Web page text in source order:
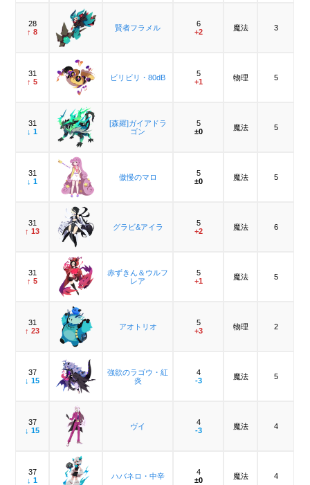
28
↑ 8
賢者フラメル
6
+2
魔法 3
31
↑ 5
ビリビリ・80dB
5
+1
物理 5
31
↓ 1
[森羅]ガイアドラ
ゴン
5
±0
魔法 5
31
↓ 1
傲慢のマロ
5
±0
魔法 5
31
↑ 13
グラビ&アイラ
5
+2
魔法 6
31
↑ 5
赤ずきん＆ウルフ
レア
5
+1
魔法 5
31
↑ 23
アオトリオ
5
+3
物理 2
37
↓ 15
強欲のラゴウ・紅
炎
4
-3
魔法 5
37
↓ 15
ヴイ
4
-3
魔法 4
37
↓ 1
ハバネロ・中辛
4
±0
魔法 4